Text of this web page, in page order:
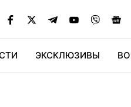
ЭКСКЛЮЗИВЫ